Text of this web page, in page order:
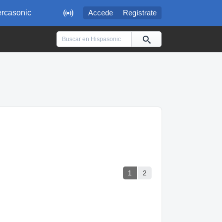
 Accede Regístrate
1 2